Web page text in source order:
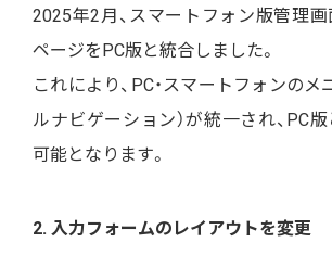
2025年2月、スマートフォン版管理
ページをPC版と統合しました。
これにより、PC・スマートフォンのメ
ルナビゲーション）が統一され、PC
可能となります。
2. 入力フォームのレイアウトを変更